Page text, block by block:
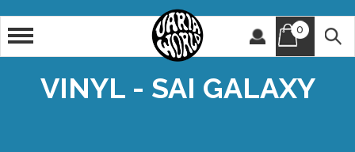
0
VINYL - SAI GALAXY